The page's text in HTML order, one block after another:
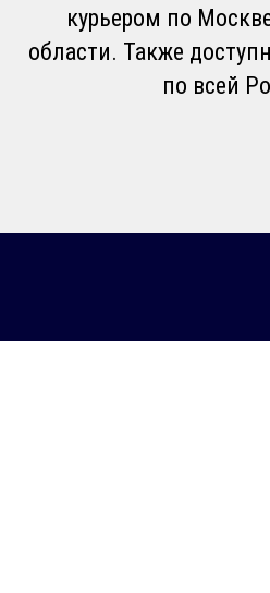
курьером по
области. Также
по всей